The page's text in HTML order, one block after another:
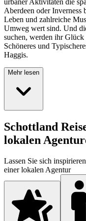
urbaner Aktivitäten die
Aberdeen oder Inverness
Leben und zahlreiche
Umweg wert sind. Und
suchen, werden ihr
Schöneres und
Haggis.
Mehr lesen
Schottland
lokalen
Lassen Sie sich
einer lokalen Agentur